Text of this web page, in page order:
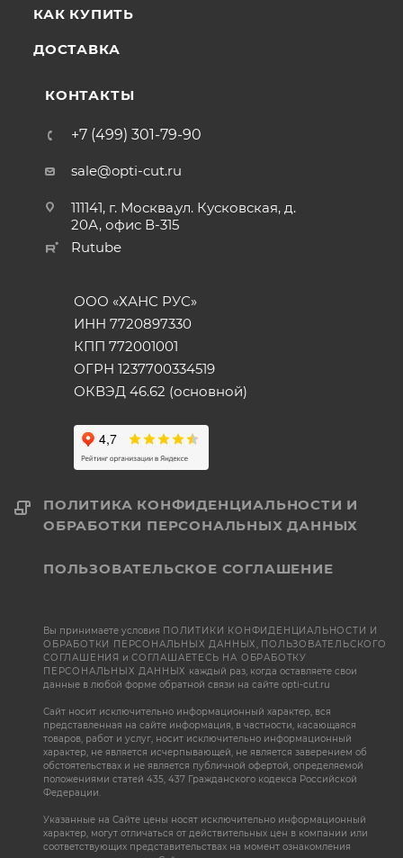
КАК КУПИТЬ
ДОСТАВКА
КОНТАКТЫ
+7 (499) 301-79-90
sale@opti-cut.ru
111141, г. Москва,ул. Кусковская, д.
20А, офис В-315
Rutube
ООО «ХАНС РУС»
ИНН 7720897330
КПП 772001001
ОГРН 1237700334519
ОКВЭД 46.62 (основной)
ПОЛИТИКА КОНФИДЕНЦИАЛЬНОСТИ И
ОБРАБОТКИ ПЕРСОНАЛЬНЫХ ДАННЫХ
ПОЛЬЗОВАТЕЛЬСКОЕ СОГЛАШЕНИЕ
Вы принимаете условия ПОЛИТИКИ КОНФИДЕНЦИАЛЬНОСТИ И
ОБРАБОТКИ ПЕРСОНАЛЬНЫХ ДАННЫХ, ПОЛЬЗОВАТЕЛЬСКОГО
СОГЛАШЕНИЯ иСОГЛАШАЕТЕСЬ НА ОБРАБОТКУ
ПЕРСОНАЛЬНЫХ ДАННЫХ каждый раз, когда оставляете свои
данные в любой форме обратной связи на сайте opti-cut.ru
Сайт носит исключительно информационный характер, вся
представленная на сайте информация, в частности, касающаяся
товаров, работ и услуг, носит исключительно информационный
характер, не является исчерпывающей, не является заверением об
обстоятельствах и не является публичной офертой, определяемой
положениями статей 435, 437 Гражданского кодекса Российской
Федерации.
Указанные на Сайте цены носят исключительно информационный
характер, могут отличаться от действительных цен в компании или
соответствующих представительствах на момент ознакомления